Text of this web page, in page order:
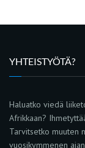
YHTEISTYÖTÄ?
Haluatko viedä
Afrikkaan?
Tarvitsetko muuten
vuosikymmenen